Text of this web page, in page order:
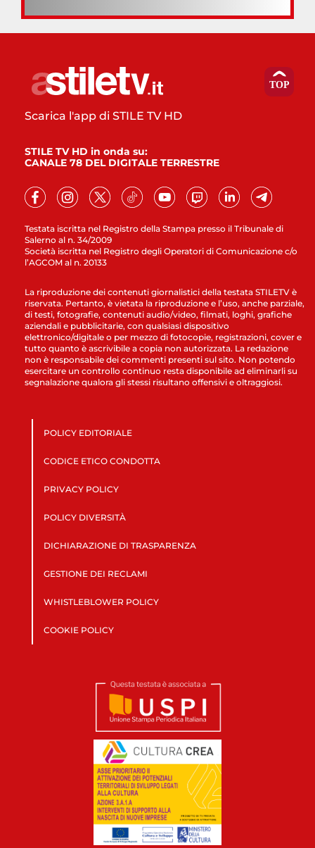
Testata iscritta nel Registro della Stampa presso il Tribunale di
Salerno al n. 34/2009
Società iscritta nel Registro degli Operatori di Comunicazione c/o
l’AGCOM al n. 20133
Scarica l'app di STILE TV HD
STILE TV HD in onda su:
CANALE 78 DEL DIGITALE TERRESTRE
La riproduzione dei contenuti giornalistici della testata STILETV è
riservata. Pertanto, è vietata la riproduzione e l’uso, anche parziale,
di testi, fotografie, contenuti audio/video, filmati, loghi, grafiche
aziendali e pubblicitarie, con qualsiasi dispositivo
elettronico/digitale o per mezzo di fotocopie, registrazioni, cover e
tutto quanto è ascrivibile a copia non autorizzata. La redazione
non è responsabile dei commenti presenti sul sito. Non potendo
esercitare un controllo continuo resta disponibile ad eliminarli su
segnalazione qualora gli stessi risultano offensivi e oltraggiosi.
POLICY EDITORIALE
CODICE ETICO CONDOTTA
PRIVACY POLICY
POLICY DIVERSITÀ
DICHIARAZIONE DI TRASPARENZA
GESTIONE DEI RECLAMI
WHISTLEBLOWER POLICY
COOKIE POLICY